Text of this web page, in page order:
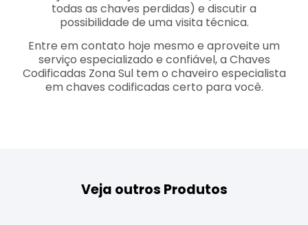
todas as chaves perdidas) e discutir a
possibilidade de uma visita técnica.
Entre em contato hoje mesmo e aproveite um
serviço especializado e confiável, a Chaves
Codificadas Zona Sul tem o chaveiro especialista
em chaves codificadas certo para você.
Veja outros Produtos